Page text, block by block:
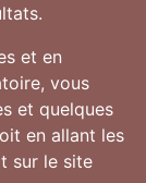
et en
vous
et quelques
en allant les
sur le site